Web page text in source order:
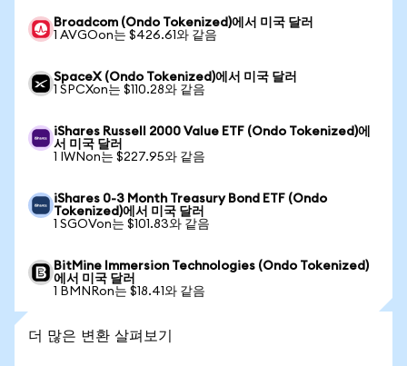
Broadcom (Ondo Tokenized)에서 미국 달러
1 AVGOon는 $426.61와 같음
SpaceX (Ondo Tokenized)에서 미국 달러
1 SPCXon는 $110.28와 같음
iShares Russell 2000 Value ETF (Ondo Tokenized)에
서 미국 달러
1 IWNon는 $227.95와 같음
iShares 0-3 Month Treasury Bond ETF (Ondo
Tokenized)에서 미국 달러
1 SGOVon는 $101.83와 같음
BitMine Immersion Technologies (Ondo Tokenized)
에서 미국 달러
1 BMNRon는 $18.41와 같음
더 많은 변환 살펴보기